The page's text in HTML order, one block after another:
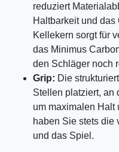
reduziert
Haltbarkeit und
Kellekern sorgt für
das Minimus
den Schläger noch
Grip: Die
Stellen platziert, an
um maximalen Halt
haben Sie stets die
und das Spiel.